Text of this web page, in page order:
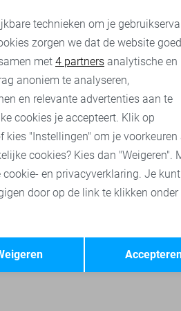
79,95
truien Cast Iron jassen Cast
Marketing cookies
Opslaan
technieken om je
zorgen we dat de website goed
met 4 partners analytische en
anoniem te analyseren,
en relevante advertenties aan te
cookies je accepteert. Klik op
kies "Instellingen" om je voorkeuren
cookies? Kies dan "Weigeren".
en privacyverklaring. Je
door op de link te klikken onder